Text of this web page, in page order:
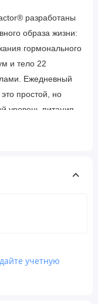
разработаны
образа жизни:
гормонального
и тело 22
Ежедневный
простой, но
уровень питания.
учетную